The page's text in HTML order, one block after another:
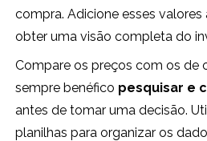
compra. Adicione esses
obter uma visão completa do
Compare os preços com os de
sempre benéfico pesquisar e
antes de tomar uma decisão.
planilhas para organizar os